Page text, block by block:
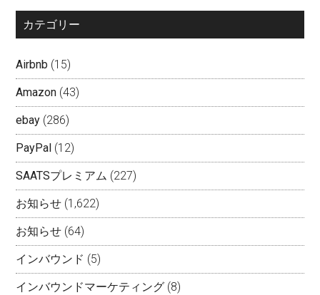
カテゴリー
Airbnb (15)
Amazon (43)
ebay (286)
PayPal (12)
SAATSプレミアム (227)
お知らせ (1,622)
お知らせ (64)
インバウンド (5)
インバウンドマーケティング (8)